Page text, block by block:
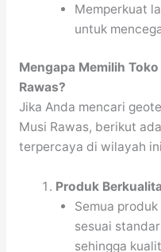
Memperkuat
untuk
Mengapa Memilih
Rawas?
Jika Anda mencari
Musi Rawas, berikut
terpercaya di wilayah
Produk
Semua
sesuai
sehingga